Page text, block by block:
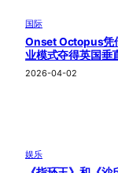
国际
Onset Octopus凭
业模式夺得英国垂
2026-04-02
娱乐